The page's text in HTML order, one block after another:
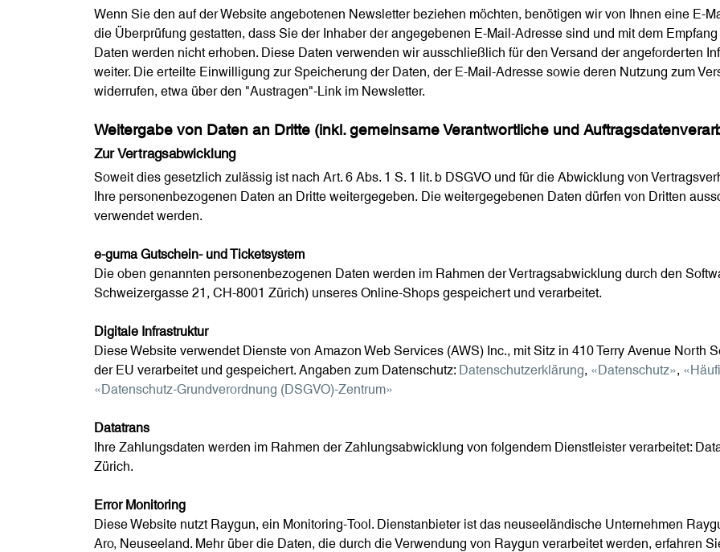
Wenn Sie den auf der Website angebotenen Newsletter beziehen möchten, benötigen wir von Ihnen eine E-
die Überprüfung gestatten, dass Sie der Inhaber der angegebenen E-Mail-Adresse sind und mit dem
Daten werden nicht erhoben. Diese Daten verwenden wir ausschließlich für den Versand der angeforderten
weiter. Die erteilte Einwilligung zur Speicherung der Daten, der E-Mail-Adresse sowie deren Nutzung zum
widerrufen, etwa über den "Austragen"-Link im Newsletter.
Weitergabe von Daten an Dritte (inkl. gemeinsame Verantwortliche und
Zur Vertragsabwicklung
Soweit dies gesetzlich zulässig ist nach Art. 6 Abs. 1 S. 1 lit. b DSGVO und für die Abwicklung von
Ihre personenbezogenen Daten an Dritte weitergegeben. Die weitergegebenen Daten dürfen von Dritten
verwendet werden.
e-guma Gutschein- und Ticketsystem
Die oben genannten personenbezogenen Daten werden im Rahmen der Vertragsabwicklung durch den
Schweizergasse 21, CH-8001 Zürich) unseres Online-Shops gespeichert und verarbeitet.
Digitale Infrastruktur
Diese Website verwendet Dienste von Amazon Web Services (AWS) Inc., mit Sitz in 410 Terry Avenue North
der EU verarbeitet und gespeichert. Angaben zum Datenschutz: Datenschutzerklärung, «Datenschutz»,
«Datenschutz-Grundverordnung (DSGVO)-Zentrum»
Datatrans
Ihre Zahlungsdaten werden im Rahmen der Zahlungsabwicklung von folgendem Dienstleister verarbeitet:
Zürich.
Error Monitoring
Diese Website nutzt Raygun, ein Monitoring-Tool. Dienstanbieter ist das neuseeländische Unternehmen
Aro, Neuseeland. Mehr über die Daten, die durch die Verwendung von Raygun verarbeitet werden, erfahren